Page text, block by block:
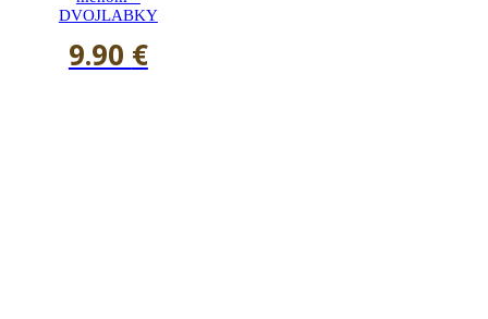
DVOJLABKY
9.90 €